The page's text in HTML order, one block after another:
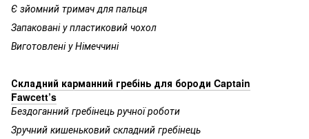
Є зйомний тримач для пальця
Запаковані у пластиковий чохол
Виготовлені у Німеччині
Складний карманний гребінь для бороди Captain
Fawcett’s
Бездоганний гребінець ручної роботи
Зручний кишеньковий складний гребінець